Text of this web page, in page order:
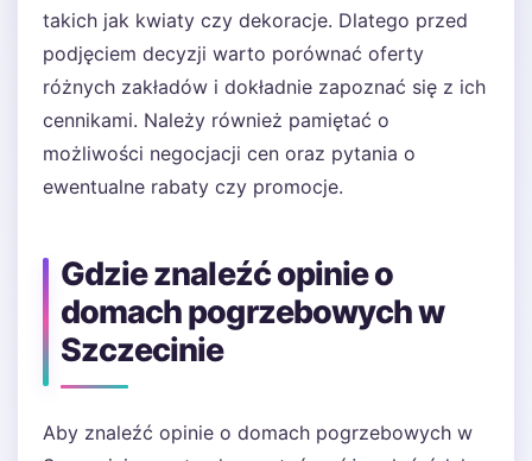
takich jak kwiaty czy dekoracje. Dlatego przed
podjęciem decyzji warto porównać oferty
różnych zakładów i dokładnie zapoznać się z ich
cennikami. Należy również pamiętać o
możliwości negocjacji cen oraz pytania o
ewentualne rabaty czy promocje.
Gdzie znaleźć opinie o
domach pogrzebowych w
Szczecinie
Aby znaleźć opinie o domach pogrzebowych w